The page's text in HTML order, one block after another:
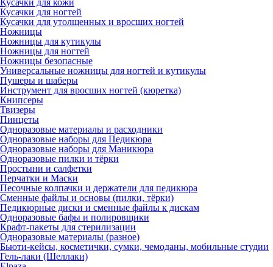
Кусачки для кожи
Кусачки для ногтей
Кусачки для утолщенных и вросших ногтей
Ножницы
Ножницы для кутикулы
Ножницы для ногтей
Ножницы безопасные
Универсальные ножницы для ногтей и кутикулы
Пушеры и шаберы
Инструмент для вросших ногтей (кюретка)
Книпсеры
Твизеры
Пинцеты
Одноразовые материалы и расходники
Одноразовые наборы для Педикюра
Одноразовые наборы для Маникюра
Одноразовые пилки и тёрки
Простыни и салфетки
Перчатки и Маски
Песочные колпачки и держатели для педикюра
Cменные файлы и основы (пилки, тёрки)
Педикюрные диски и сменные файлы к дискам
Одноразовые бафы и полировщики
Крафт-пакеты для стерилизации
Одноразовые материалы (разное)
Бьюти-кейсы, косметички, сумки, чемоданы, мобильные студии
Гель-лаки (Шеллаки)